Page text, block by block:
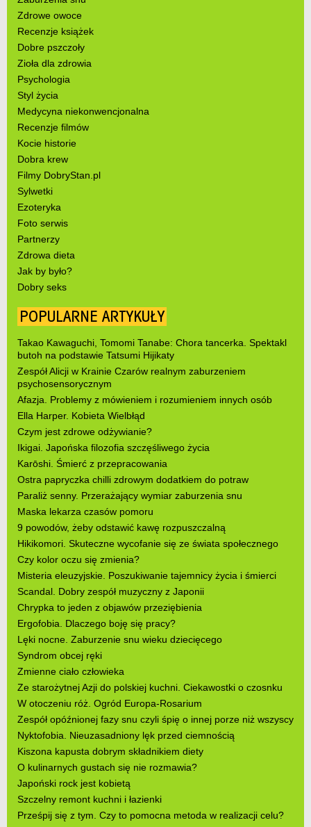
Zdrowe owoce
Recenzje książek
Dobre pszczoły
Zioła dla zdrowia
Psychologia
Styl życia
Medycyna niekonwencjonalna
Recenzje filmów
Kocie historie
Dobra krew
Filmy DobryStan.pl
Sylwetki
Ezoteryka
Foto serwis
Partnerzy
Zdrowa dieta
Jak by było?
Dobry seks
POPULARNE ARTYKUŁY
Takao Kawaguchi, Tomomi Tanabe: Chora tancerka. Spektakl
butoh na podstawie Tatsumi Hijikaty
Zespół Alicji w Krainie Czarów realnym zaburzeniem
psychosensorycznym
Afazja. Problemy z mówieniem i rozumieniem innych osób
Ella Harper. Kobieta Wielbłąd
Czym jest zdrowe odżywianie?
Ikigai. Japońska filozofia szczęśliwego życia
Karōshi. Śmierć z przepracowania
Ostra papryczka chilli zdrowym dodatkiem do potraw
Paraliż senny. Przerażający wymiar zaburzenia snu
Maska lekarza czasów pomoru
9 powodów, żeby odstawić kawę rozpuszczalną
Hikikomori. Skuteczne wycofanie się ze świata społecznego
Czy kolor oczu się zmienia?
Misteria eleuzyjskie. Poszukiwanie tajemnicy życia i śmierci
Scandal. Dobry zespół muzyczny z Japonii
Chrypka to jeden z objawów przeziębienia
Ergofobia. Dlaczego boję się pracy?
Lęki nocne. Zaburzenie snu wieku dziecięcego
Syndrom obcej ręki
Zmienne ciało człowieka
Ze starożytnej Azji do polskiej kuchni. Ciekawostki o czosnku
W otoczeniu róż. Ogród Europa-Rosarium
Zespół opóźnionej fazy snu czyli śpię o innej porze niż wszyscy
Nyktofobia. Nieuzasadniony lęk przed ciemnością
Kiszona kapusta dobrym składnikiem diety
O kulinarnych gustach się nie rozmawia?
Japoński rock jest kobietą
Szczelny remont kuchni i łazienki
Prześpij się z tym. Czy to pomocna metoda w realizacji celu?